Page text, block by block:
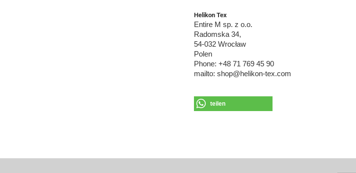
Helikon Tex
Entire M sp. z o.o.
Radomska 34,
54-032 Wrocław
Polen
Phone: +48 71 769 45 90
mailto: shop@helikon-tex.com
teilen